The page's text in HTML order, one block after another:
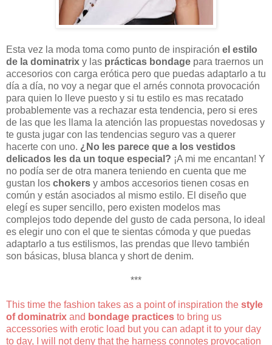
Esta vez la moda toma como punto de inspiración el estilo
de la dominatrix y las prácticas bondage para traernos un
accesorios con carga erótica pero que puedas adaptarlo a tu
día a día, no voy a negar que el arnés connota provocación
para quien lo lleve puesto y si tu estilo es mas recatado
probablemente vas a rechazar esta tendencia, pero si eres
de las que les llama la atención las propuestas novedosas y
te gusta jugar con las tendencias seguro vas a querer
hacerte con uno. ¿No les parece que a los vestidos
delicados les da un toque especial? ¡A mi me encantan! Y
no podía ser de otra manera teniendo en cuenta que me
gustan los chokers y ambos accesorios tienen cosas en
común y están asociados al mismo estilo. El diseño que
elegí es super sencillo, pero existen modelos mas
complejos todo depende del gusto de cada persona, lo ideal
es elegir uno con el que te sientas cómoda y que puedas
adaptarlo a tus estilismos, las prendas que llevo también
son básicas, blusa blanca y short de denim.
***
This time the fashion takes as a point of inspiration the style
of dominatrix and bondage practices to bring us
accessories with erotic load but you can adapt it to your day
to day, I will not deny that the harness connotes provocation